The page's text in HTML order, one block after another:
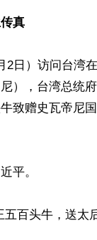
真
2日）访问台湾
），台湾总统
致赠史瓦帝尼
平。
五百头牛，送太